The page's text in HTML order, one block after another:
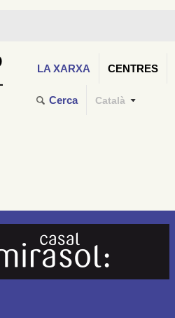
LA XARXA CENTRES
Cerca Català